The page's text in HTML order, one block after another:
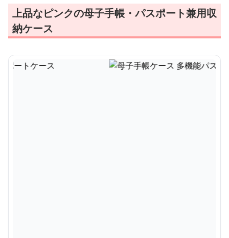
上品なピンクの母子手帳・パスポート兼用収
納ケース